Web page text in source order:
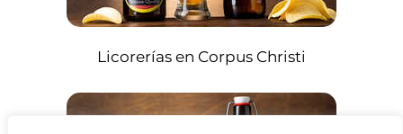
Licorerías en Corpus Christi